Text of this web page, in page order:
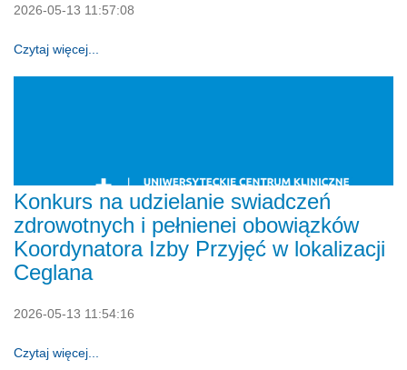
2026-05-13 11:57:08
Czytaj więcej...
Konkurs na udzielanie swiadczeń
zdrowotnych i pełnienei obowiązków
Koordynatora Izby Przyjęć w lokalizacji
Ceglana
2026-05-13 11:54:16
Czytaj więcej...